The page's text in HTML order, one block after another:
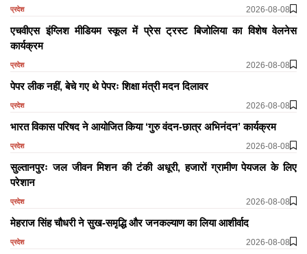
प्रदेश 2026-08-08
एचवीएस इंग्लिश मीडियम स्कूल में प्रेस ट्रस्ट बिजोलिया का विशेष वेलनेस
कार्यक्रम
प्रदेश 2026-08-08
पेपर लीक नहीं, बेचे गए थे पेपरः शिक्षा मंत्री मदन दिलावर
प्रदेश 2026-08-08
भारत विकास परिषद ने आयोजित किया ‘गुरु वंदन-छात्र अभिनंदन’ कार्यक्रम
प्रदेश 2026-08-08
सुल्तानपुरः जल जीवन मिशन की टंकी अधूरी, हजारों ग्रामीण पेयजल के लिए
परेशान
प्रदेश 2026-08-08
मेहराज सिंह चौधरी ने सुख-समृद्धि और जनकल्याण का लिया आशीर्वाद
प्रदेश 2026-08-08